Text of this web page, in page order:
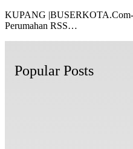
KUPANG |BUSERKOTA.Com-
Perumahan RSS…
Popular Posts